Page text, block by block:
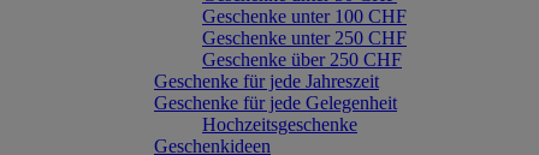
Geschenke unter 100 CHF
Geschenke unter 250 CHF
Geschenke über 250 CHF
Geschenke für jede Jahreszeit
Geschenke für jede Gelegenheit
Hochzeitsgeschenke
Geschenkideen